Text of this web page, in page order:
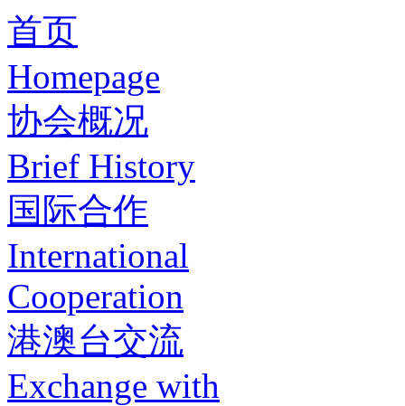
首页
Homepage
协会概况
Brief History
国际合作
International
Cooperation
港澳台交流
Exchange with